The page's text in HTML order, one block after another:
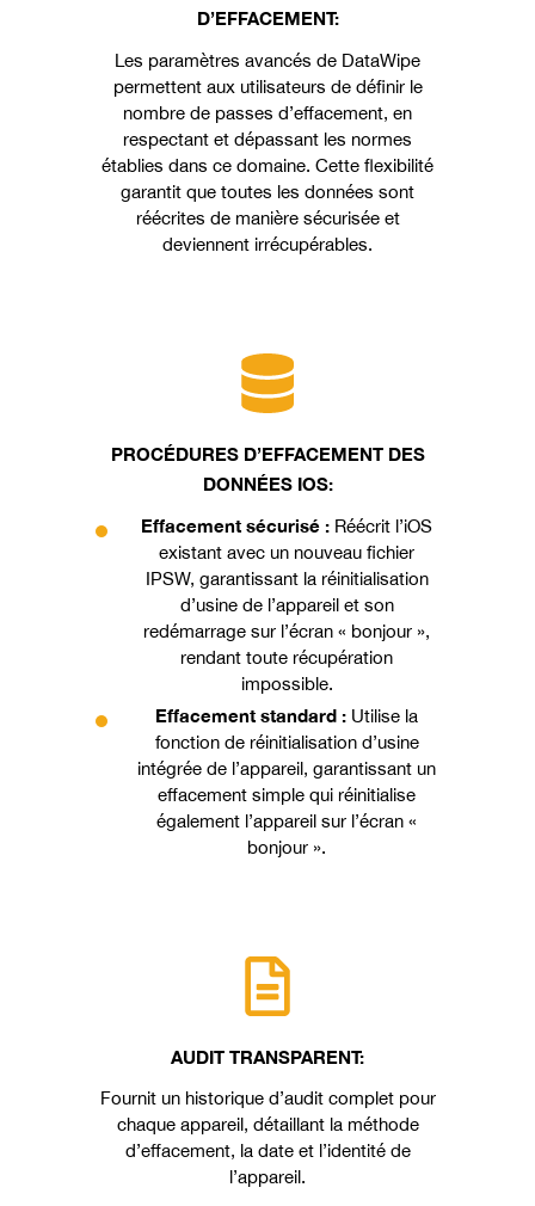
D’EFFACEMENT:
Les paramètres avancés de DataWipe
permettent aux utilisateurs de définir le
nombre de passes d’effacement, en
respectant et dépassant les normes
établies dans ce domaine. Cette flexibilité
garantit que toutes les données sont
réécrites de manière sécurisée et
deviennent irrécupérables.
PROCÉDURES D’EFFACEMENT DES
DONNÉES IOS:
Effacement sécurisé : Réécrit l’iOS
existant avec un nouveau fichier
IPSW, garantissant la réinitialisation
d’usine de l’appareil et son
redémarrage sur l’écran « bonjour »,
rendant toute récupération
impossible.
Effacement standard : Utilise la
fonction de réinitialisation d’usine
intégrée de l’appareil, garantissant un
effacement simple qui réinitialise
également l’appareil sur l’écran «
bonjour ».
AUDIT TRANSPARENT:
Fournit un historique d’audit complet pour
chaque appareil, détaillant la méthode
d’effacement, la date et l’identité de
l’appareil.